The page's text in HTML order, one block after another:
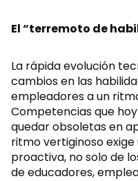
El “terremoto de
La rápida evolución
cambios en las
empleadores a un
Competencias que
quedar obsoletas en
ritmo vertiginoso
proactiva, no solo de
de educadores,